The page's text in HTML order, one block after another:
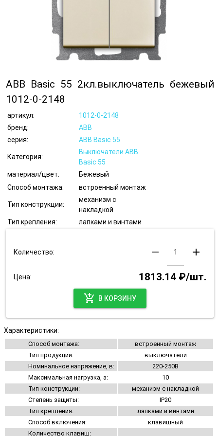
ABB Basic 55 2кл.выключатель бежевый
1012-0-2148
артикул:
1012-0-2148
бренд:
ABB
серия:
ABB Basic 55
Категория:
Выключатели ABB
Basic 55
материал/цвет:
Бежевый
Способ монтажа:
встроенный монтаж
Тип конструкции:
механизм с
накладкой
Тип крепления:
лапками и винтами
Количество: remove add
Цена:
1813.14 ₽/шт.
add_shopping_cart
В КОРЗИНУ
Характеристики:
Способ монтажа:
встроенный монтаж
Тип продукции:
выключатели
Номинальное напряжение, в:
220-250В
Максимальная нагрузка, а:
10
Тип конструкции:
механизм с накладкой
Степень защиты:
IP20
Тип крепления:
лапками и винтами
Способ включения:
клавишный
Количество клавиш: